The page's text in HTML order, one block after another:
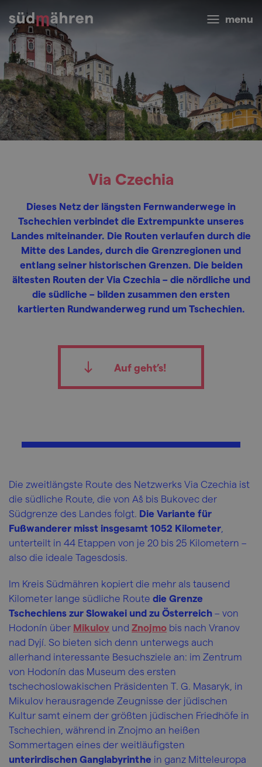
menu
Via Czechia
Dieses Netz der längsten Fernwanderwege in
Tschechien verbindet die Extrempunkte unseres
Landes miteinander. Die Routen verlaufen durch die
Mitte des Landes, durch die Grenzregionen und
entlang seiner historischen Grenzen. Die beiden
ältesten Routen der Via Czechia – die nördliche und
die südliche – bilden zusammen den ersten
kartierten Rundwanderweg rund um Tschechien.
Auf geht’s!
Die zweitlängste Route des Netzwerks Via Czechia ist
die südliche Route, die von Aš bis Bukovec der
Südgrenze des Landes folgt. Die Variante für
Fußwanderer misst insgesamt 1052 Kilometer
unterteilt in 44 Etappen von je 20 bis 25 Kilometern –
also die ideale Tagesdosis.
Im Kreis Südmähren kopiert die mehr als tausend
Kilometer lange südliche Route die Grenze
Tschechiens zur Slowakei und zu Österreich – von
Hodonín über Mikulov und Znojmo bis nach Vranov
nad Dyjí. So bieten sich denn unterwegs auch
allerhand interessante Besuchsziele an: im Zentrum
von Hodonín das Museum des ersten
tschechoslowakischen Präsidenten T. G. Masaryk, in
Mikulov herausragende Zeugnisse der jüdischen
Kultur samt einem der größten jüdischen Friedhöfe in
Tschechien, während in Znojmo an heißen
Sommertagen eines der weitläufigsten
unterirdischen Ganglabyrinthe in ganz Mitteleuropa